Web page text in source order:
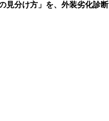
見分け方」を、外装劣化診断